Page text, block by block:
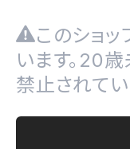
このショ
います。20
禁止されてい